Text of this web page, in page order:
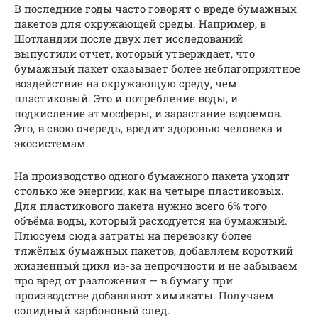
В последние годы часто говорят о вреде бумажных
пакетов для окружающей среды. Например, в
Шотландии после двух лет исследований
выпустили отчет, который утверждает, что
бумажный пакет оказывает более неблагоприятное
воздействие на окружающую среду, чем
пластиковый. Это и потребление воды, и
подкисление атмосферы, и зарастание водоемов.
Это, в свою очередь, вредит здоровью человека и
экосистемам.
На производство одного бумажного пакета уходит
столько же энергии, как на четыре пластиковых.
Для пластикового пакета нужно всего 6% того
объёма воды, который расходуется на бумажный.
Плюсуем сюда затраты на перевозку более
тяжёлых бумажных пакетов, добавляем короткий
жизненный цикл из-за непрочности и не забываем
про вред от разложения — в бумагу при
производстве добавляют химикаты. Получаем
солидный карбоновый след.